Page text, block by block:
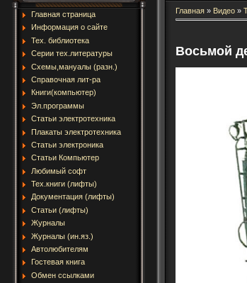
Главная страница
Информация о сайте
Тех. библиотека
Серии тех.литературы
Схемы,мануалы (разн.)
Справочная лит-ра
Книги(компьютер)
Эл.программы
Статьи электротехника
Плакаты электротехника
Статьи электроника
Статьи Компьютер
Любимый софт
Тех.книги (лифты)
Документация (лифты)
Статьи (лифты)
Журналы
Журналы (ин.яз.)
Автолюбителям
Гостевая книга
Обмен ссылками
Главная» Видео»
Восьмой